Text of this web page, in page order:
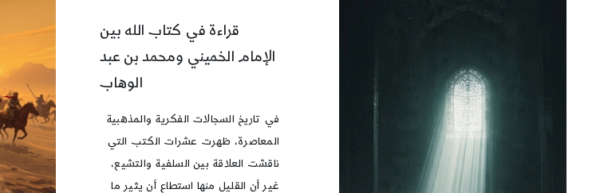
قراءة في كتاب الله بين
الإمام الخميني ومحمد بن عبد
الوهاب
في تاريخ السجالات الفكرية والمذهبية
المعاصرة، ظهرت عشرات الكتب التي
ناقشت العلاقة بين السلفية والتشيع،
غير أن القليل منها استطاع أن يثير ما